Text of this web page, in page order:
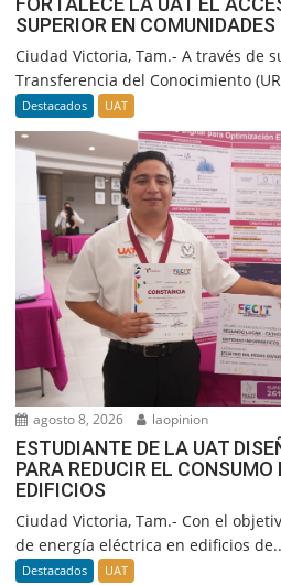
SUPERIOR EN COMUNIDADES
Ciudad Victoria, Tam.- A través de
Transferencia del Conocimiento
Destacados UAT
agosto 8, 2026 laopinion
ESTUDIANTE DE LA UAT
PARA REDUCIR EL
EDIFICIOS
Ciudad Victoria, Tam.- Con el
de energía eléctrica en edificios
Destacados UAT